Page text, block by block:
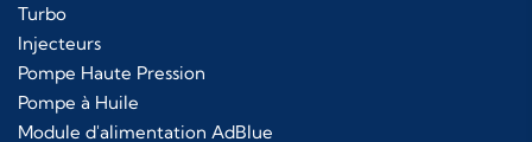
Turbo
Injecteurs
Pompe Haute Pression
Pompe à Huile
Module d'alimentation AdBlue